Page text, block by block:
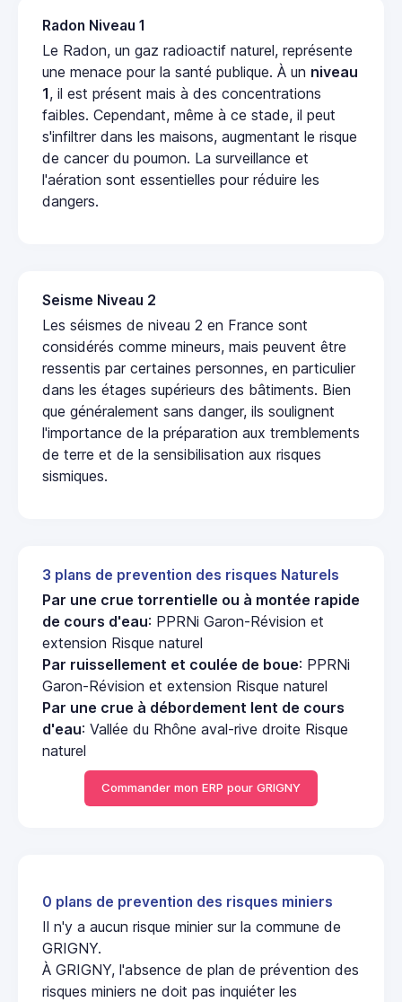
Radon Niveau 1
Le Radon, un gaz radioactif naturel, représente
une menace pour la santé publique. À un niveau
1, il est présent mais à des concentrations
faibles. Cependant, même à ce stade, il peut
s'infiltrer dans les maisons, augmentant le risque
de cancer du poumon. La surveillance et
l'aération sont essentielles pour réduire les
dangers.
Seisme Niveau 2
Les séismes de niveau 2 en France sont
considérés comme mineurs, mais peuvent être
ressentis par certaines personnes, en particulier
dans les étages supérieurs des bâtiments. Bien
que généralement sans danger, ils soulignent
l'importance de la préparation aux tremblements
de terre et de la sensibilisation aux risques
sismiques.
3 plans de prevention des risques Naturels
Par une crue torrentielle ou à montée rapide
de cours d'eau: PPRNi Garon-Révision et
extension Risque naturel
Par ruissellement et coulée de boue: PPRNi
Garon-Révision et extension Risque naturel
Par une crue à débordement lent de cours
d'eau: Vallée du Rhône aval-rive droite Risque
naturel
Commander mon ERP pour GRIGNY
0 plans de prevention des risques miniers
Il n'y a aucun risque minier sur la commune de
GRIGNY.
À GRIGNY, l'absence de plan de prévention des
risques miniers ne doit pas inquiéter les